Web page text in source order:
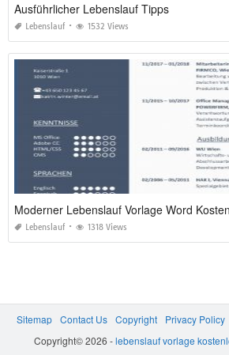
Ausführlicher Lebenslauf Tipps
Lebenslauf 1532 Views
Moderner Lebenslauf Vorlage Word
Lebenslauf 1318 Views
Sitemap Contact Us Copyright Privacy Policy
Copyright© 2026 -lebenslauf vorlage